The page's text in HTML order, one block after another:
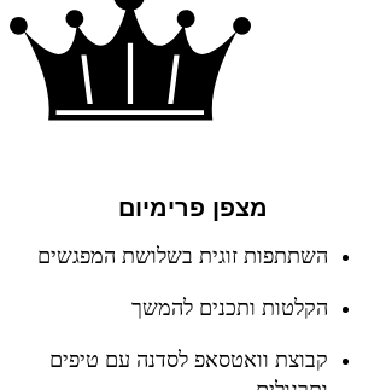
מצפן פרימיום
השתתפות זוגית בשלושת המפגשים
הקלטות ותכנים להמשך
קבוצת וואטסאפ לסדנה עם טיפים